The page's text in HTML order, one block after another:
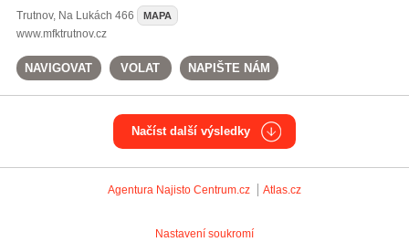
Trutnov, Na Lukách 466 MAPA
www.mfktrutnov.cz
NAVIGOVAT VOLAT NAPIŠTE NÁM
Načíst další výsledky
Agentura Najisto Centrum.cz Atlas.cz
Nastavení soukromí